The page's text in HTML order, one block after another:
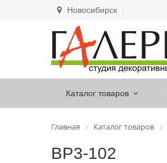
Новосибирск
Каталог товаров
Главная Каталог товаров
ВР3-102